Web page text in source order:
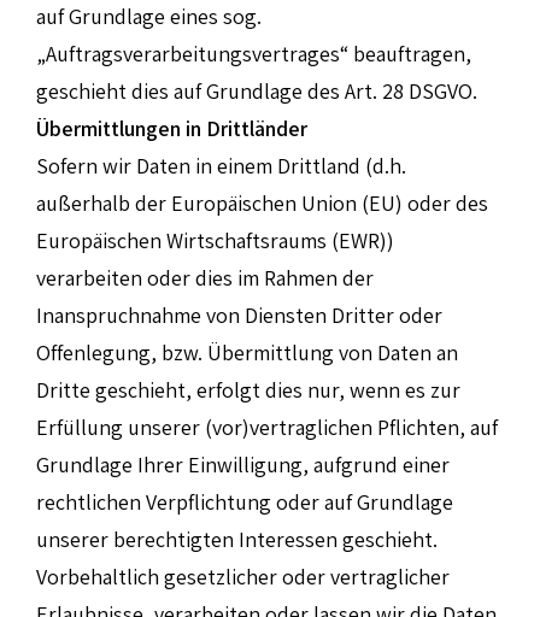
auf Grundlage eines sog.
„Auftragsverarbeitungsvertrages“ beauftragen,
geschieht dies auf Grundlage des Art. 28 DSGVO.
Übermittlungen in Drittländer
Sofern wir Daten in einem Drittland (d.h.
außerhalb der Europäischen Union (EU) oder des
Europäischen Wirtschaftsraums (EWR))
verarbeiten oder dies im Rahmen der
Inanspruchnahme von Diensten Dritter oder
Offenlegung, bzw. Übermittlung von Daten an
Dritte geschieht, erfolgt dies nur, wenn es zur
Erfüllung unserer (vor)vertraglichen Pflichten, auf
Grundlage Ihrer Einwilligung, aufgrund einer
rechtlichen Verpflichtung oder auf Grundlage
unserer berechtigten Interessen geschieht.
Vorbehaltlich gesetzlicher oder vertraglicher